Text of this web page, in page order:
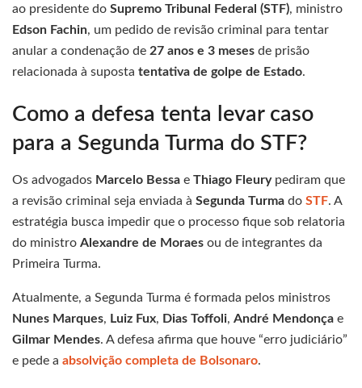
ao presidente do Supremo Tribunal Federal (STF), ministro
Edson Fachin, um pedido de revisão criminal para tentar
anular a condenação de 27 anos e 3 meses de prisão
relacionada à suposta tentativa de golpe de Estado.
Como a defesa tenta levar caso
para a Segunda Turma do STF?
Os advogados Marcelo Bessa e Thiago Fleurypediram que
a revisão criminal seja enviada à Segunda Turma do STF. A
estratégia busca impedir que o processo fique sob relatoria
do ministro Alexandre de Moraes ou de integrantes da
Primeira Turma.
Atualmente, a Segunda Turma é formada pelos ministros
Nunes Marques, Luiz Fux, Dias Toffoli, André Mendonça e
Gilmar Mendes. A defesa afirma que houve “erro judiciário”
e pede a absolvição completa de Bolsonaro.